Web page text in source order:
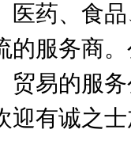
医药、食
的服务商
贸易的服
迎有诚之